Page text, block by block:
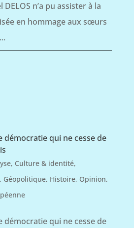
n’a pu assister à la
en hommage aux sœurs
démocratie qui ne cesse de
, Culture & identité,
Géopolitique, Histoire, Opinion,
démocratie qui ne cesse de